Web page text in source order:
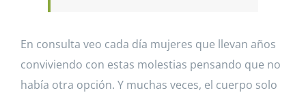
En consulta veo cada día mujeres que llevan años
conviviendo con estas molestias pensando que no
había otra opción. Y muchas veces, el cuerpo solo